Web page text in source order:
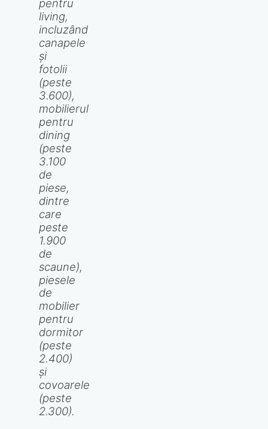
pentru
living,
incluzând
canapele
și
fotolii
(peste
3.600),
mobilierul
pentru
dining
(peste
3.100
de
piese,
dintre
care
peste
1.900
de
scaune),
piesele
de
mobilier
pentru
dormitor
(peste
2.400)
și
covoarele
(peste
2.300).